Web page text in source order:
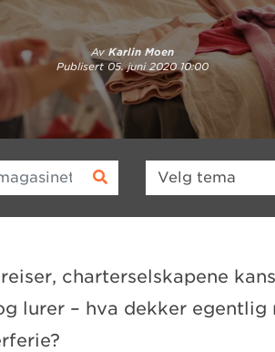
AvKarlin Moen
Publisert 05. juni 2020 10:00
Velg tema
charterselskapene
lurer – hva dekker egentlig